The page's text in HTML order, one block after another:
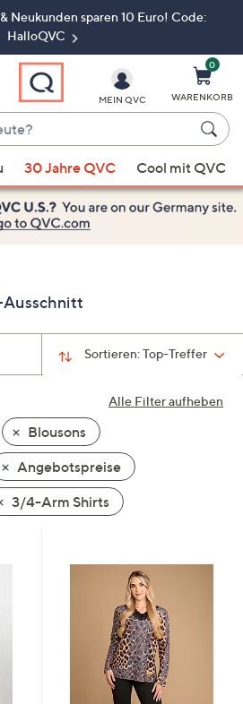
Neukunden sparen 10 Euro! Code:
HalloQVC
MEIN QVC
0
WARENKORB
30 Jahre QVC Cool mit QVC
Sortieren:Top-Treffer
Alle Filter aufheben
Blousons
Angebotspreise
3/4-Arm Shirts